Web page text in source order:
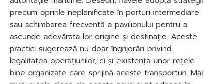
precum opririle neplanificate în porturi intermediare
sau schimbarea frecventă a pavilionului pentru a
ascunde adevărata lor origine și destinație. Aceste
practici sugerează nu doar îngrijorări privind
legalitatea operațiunilor, ci și existența unor rețele
bine organizate care sprijină aceste transporturi. Mai